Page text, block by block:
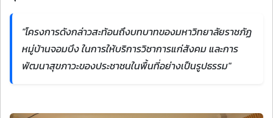
"โครงการดังกล่าวสะท้อนถึงบทบาทของมหาวิทยาลัยราชภัฏ
หมู่บ้านจอมบึง ในการให้บริการวิชาการแก่สังคม และการ
พัฒนาสุขภาวะของประชาชนในพื้นที่อย่างเป็นรูปธรรม"